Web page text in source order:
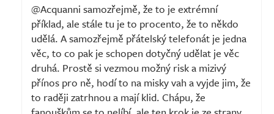
@Acquanni samozřejmě, že to je extrémní
příklad, ale stále tu je to procento, že to někdo
udělá. A samozřejmě přátelský telefonát je jedna
věc, to co pak je schopen dotyčný udělat je věc
druhá. Prostě si vezmou možný risk a mizivý
přínos pro ně, hodí to na misky vah a vyjde jim, že
to raději zatrhnou a mají klid. Chápu, že